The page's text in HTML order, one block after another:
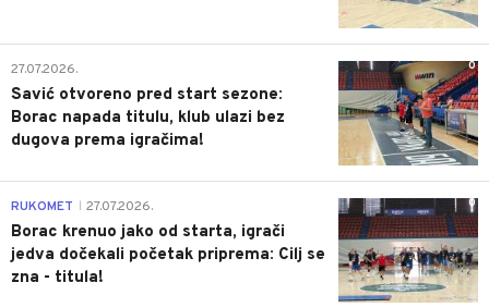
0
27.07.2026.
Savić otvoreno pred start sezone:
Borac napada titulu, klub ulazi bez
dugova prema igračima!
0
RUKOMET 27.07.2026.
Borac krenuo jako od starta, igrači
jedva dočekali početak priprema: Cilj se
zna - titula!